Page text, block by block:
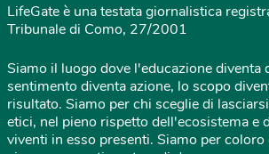
LifeGate è una testata giornalistica
Tribunale di Como, 27/2001
Siamo il luogo dove l'educazione diventa
sentimento diventa azione, lo scopo
risultato. Siamo per chi sceglie di
etici, nel pieno rispetto dell'ecosistema e
viventi in esso presenti. Siamo per coloro